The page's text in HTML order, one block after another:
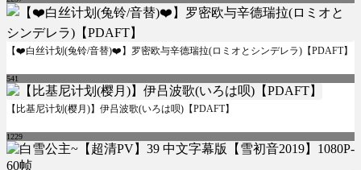
【❤️白丝计划(兔铃/音替)❤️】罗密欧与辛德瑞拉(ロミオとシンデレラ)【PDAFT】
541
【比基尼计划(樱月)】伊吕波歌(いろは呗)【PDAFT】
1229